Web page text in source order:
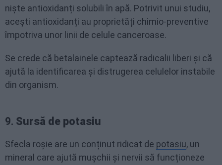
niște antioxidanți solubili în apă. Potrivit unui studiu,
acești antioxidanți au proprietăți chimio-preventive
împotriva unor linii de celule canceroase.
Se crede că betalainele captează radicalii liberi și că
ajută la identificarea și distrugerea celulelor instabile
din organism.
9. Sursă de potasiu
Sfecla roșie are un conținut ridicat de potasiu, un
mineral care ajută mușchii și nervii să funcționeze